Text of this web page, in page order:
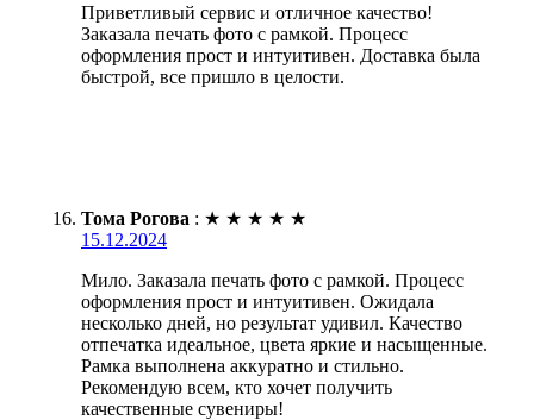
Приветливый сервис и отличное качество!
Заказала печать фото с рамкой. Процесс
оформления прост и интуитивен. Доставка была
быстрой, все пришло в целости.
Тома Рогова : ★ ★ ★ ★ ★
15.12.2024
Мило. Заказала печать фото с рамкой. Процесс
оформления прост и интуитивен. Ожидала
несколько дней, но результат удивил. Качество
отпечатка идеальное, цвета яркие и насыщенные.
Рамка выполнена аккуратно и стильно.
Рекомендую всем, кто хочет получить
качественные сувениры!